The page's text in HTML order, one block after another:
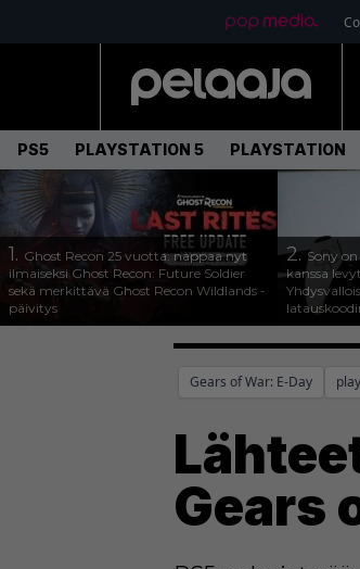
PS5 PLAYSTATION 5 PLAYSTATION
1. Ghost Recon 25 vuotta: nappaa nyt
ilmaiseksi Ghost Recon: Future Soldier
sekä merkittävä Ghost Recon Wildlands -
päivitys
2.Sony
kanssa
Gears of War: E-Day
Gears